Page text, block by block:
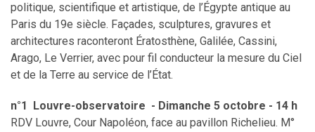
politique, scientifique et artistique, de l’Égypte antique au
Paris du 19e siècle. Façades, sculptures, gravures et
architectures raconteront Ératosthène, Galilée, Cassini,
Arago, Le Verrier, avec pour fil conducteur la mesure du Ciel
et de la Terre au service de l’État.
n°1 Louvre-observatoire - Dimanche 5 octobre - 14 h
RDV Louvre, Cour Napoléon, face au pavillon Richelieu. M°